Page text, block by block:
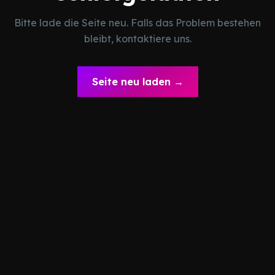
Bitte lade die Seite neu. Falls das Problem bestehen
bleibt, kontaktiere uns.
Seite neu laden →